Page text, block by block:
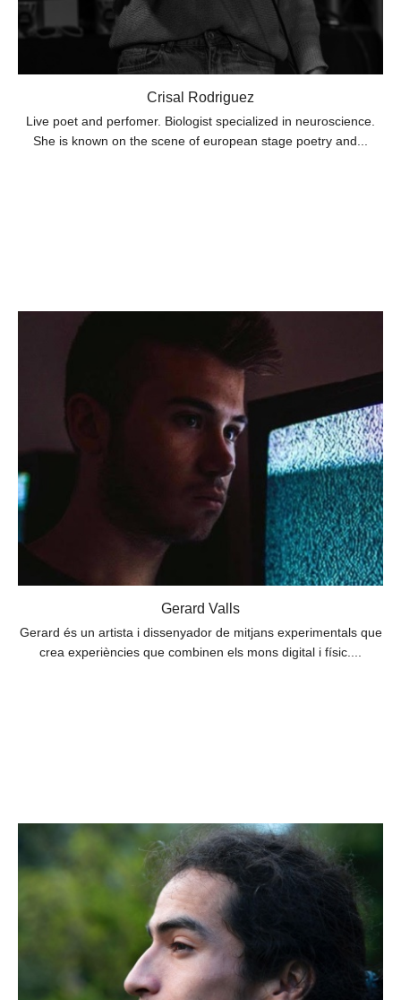
Crisal Rodriguez
Live poet and perfomer. Biologist specialized in neuroscience.
She is known on the scene of european stage poetry and...
Gerard Valls
Gerard és un artista i dissenyador de mitjans experimentals que
crea experiències que combinen els mons digital i físic....